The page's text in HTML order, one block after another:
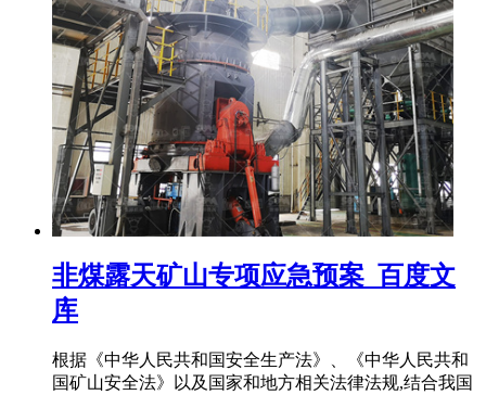
非煤露天矿山专项应急预案_百度文
库
根据《中华人民共和国安全生产法》、《中华人民共和
国矿山安全法》以及国家和地方相关法律法规,结合我国